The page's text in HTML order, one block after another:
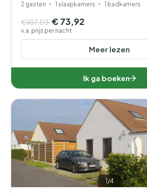
2 gasten 1 slaapkamers 1 badkamers
Meer lezen
€107,03 € 73,92
v.a. prijs per nacht
Ik ga boeken
1/4